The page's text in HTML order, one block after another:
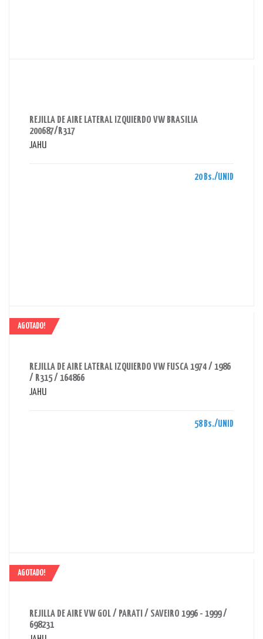
REJILLA DE AIRE LATERAL IZQUIERDO VW BRASILIA
200687/R317
JAHU
20 Bs./UNID
AGOTADO!
REJILLA DE AIRE LATERAL IZQUIERDO VW FUSCA 1974 / 1986
/ R315 / 164866
JAHU
58 Bs./UNID
AGOTADO!
REJILLA DE AIRE VW GOL / PARATI / SAVEIRO 1996 - 1999 /
698231